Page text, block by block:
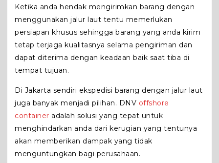
Ketika anda hendak mengirimkan barang dengan
menggunakan jalur laut tentu memerlukan
persiapan khusus sehingga barang yang anda kirim
tetap terjaga kualitasnya selama pengiriman dan
dapat diterima dengan keadaan baik saat tiba di
tempat tujuan.
Di Jakarta sendiri ekspedisi barang dengan jalur laut
juga banyak menjadi pilihan. DNV offshore
container adalah solusi yang tepat untuk
menghindarkan anda dari kerugian yang tentunya
akan memberikan dampak yang tidak
menguntungkan bagi perusahaan.